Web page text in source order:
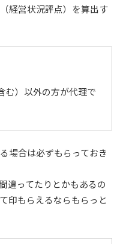
経営状況評点）を算出す
む）以外の方が代理で
場合は必ずもらっておき
違ってたりとかもあるの
印もらえるならもらっと